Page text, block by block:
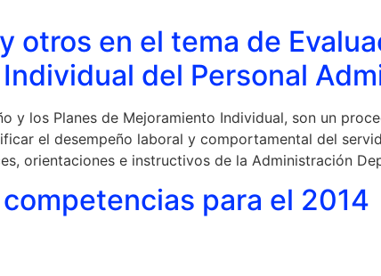
otros en el tema de
del Personal
y los Planes de Mejoramiento Individual, son un
el desempeño laboral y comportamental del
orientaciones e instructivos de la Administración
para el 2014